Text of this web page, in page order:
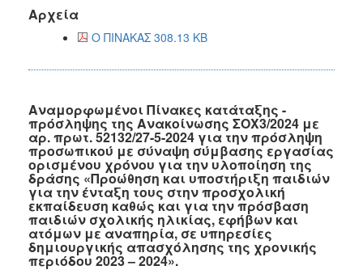
Αρχεία
Ο ΠΙΝΑΚΑΣ 308.13 KB
Αναμορφωμένοι Πίνακες κατάταξης -
πρόσληψης της Ανακοίνωσης ΣΟΧ3/2024 με
αρ. πρωτ. 52132/27-5-2024 για την πρόσληψη
προσωπικού με σύναψη σύμβασης εργασίας
ορισμένου χρόνου για την υλοποίηση της
δράσης «Προώθηση και υποστήριξη παιδιών
για την ένταξη τους στην προσχολική
εκπαίδευση καθώς και για την πρόσβαση
παιδιών σχολικής ηλικίας, εφήβων και
ατόμων με αναπηρία, σε υπηρεσίες
δημιουργικής απασχόλησης της χρονικής
περιόδου 2023 – 2024».